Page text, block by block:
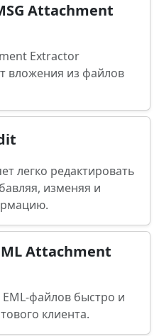
Attachment
Extractor
вложения из файлов
легко редактировать
изменяя и
Attachment
файлов быстро и
клиента.